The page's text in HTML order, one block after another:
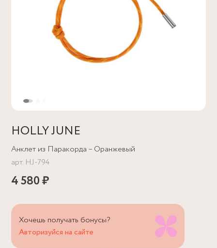
HOLLY JUNE
Анклет из Паракорда – Оранжевый
арт. HJ-794
4 580 ₽
Хочешь получать бонусы?
Авторизуйся на сайте